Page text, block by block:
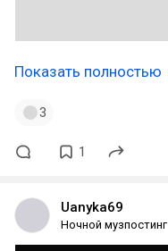
Показать полностью
3
1
Uanyka69
Ночной музпостинг